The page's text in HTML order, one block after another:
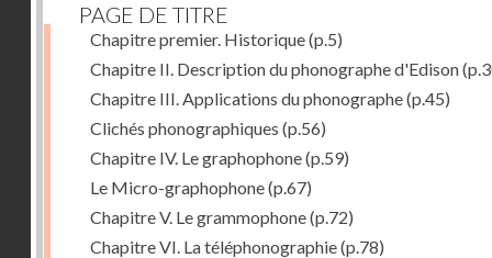
PAGE DE TITRE
Chapitre premier. Historique(p.5)
Chapitre II. Description du phonographe d'Edison
Chapitre III. Applications du phonographe(p.45)
Clichés phonographiques (p.56)
Chapitre IV. Le graphophone(p.59)
Le Micro-graphophone(p.67)
Chapitre V. Le grammophone(p.72)
Chapitre VI. La téléphonographie(p.78)